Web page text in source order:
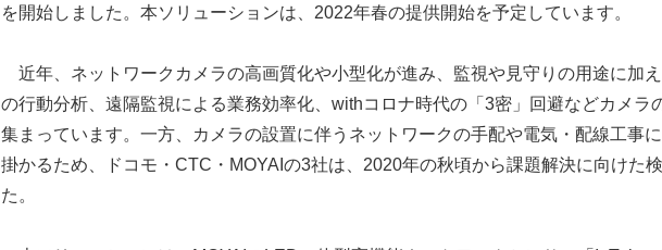
を開始しました。本ソリューションは、2022年春の提供開始を予定しています。
近年、ネットワークカメラの高画質化や小型化が進み、監視や見守りの用途に加
の行動分析、遠隔監視による業務効率化、withコロナ時代の「3密」回避などカメラ
集まっています。一方、カメラの設置に伴うネットワークの手配や電気・配線工事
掛かるため、ドコモ・CTC・MOYAIの3社は、2020年の秋頃から課題解決に向けた
た。